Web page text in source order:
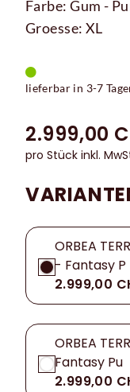
Farbe: Gum -
Groesse: XL
lieferbar in 3-7
2.999,00
pro Stück inkl.
ORBEA
- Fantasy P
2.999,00
ORBEA
Fantasy Pu
2.999,00